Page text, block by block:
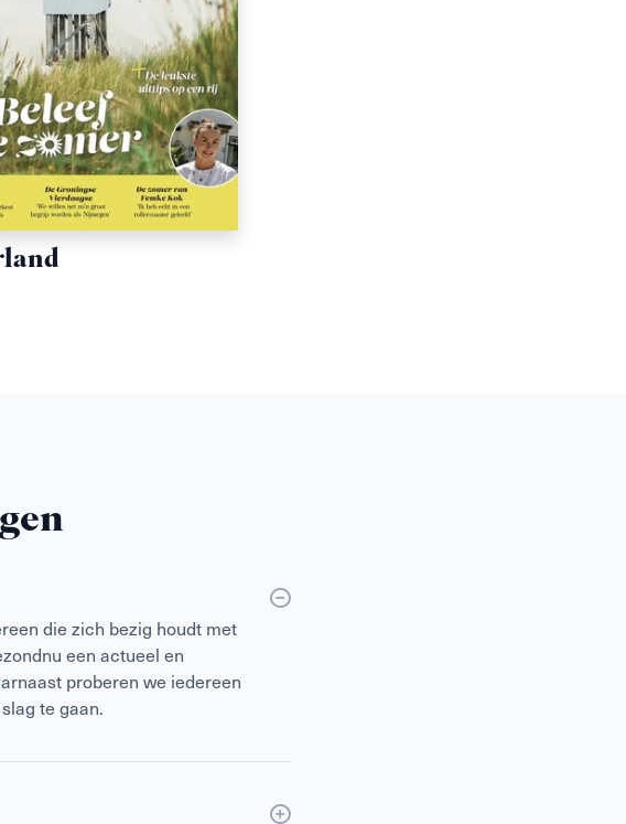
die zich bezig houdt met
een actueel en
proberen we iedereen
te gaan.